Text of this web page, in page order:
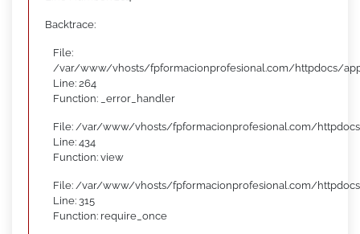
Backtrace:
File:
/var/www/vhosts/fpformacionprofesional.com/httpdocs/
Line: 264
Function: _error_handler
File: /var/www/vhosts/fpformacionprofesional.com/
Line: 434
Function: view
File: /var/www/vhosts/fpformacionprofesional.com/
Line: 315
Function: require_once